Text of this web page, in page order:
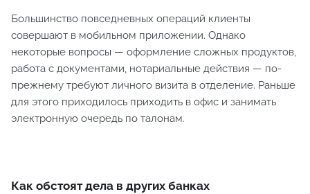
Большинство повседневных операций клиенты
совершают в мобильном приложении. Однако
некоторые вопросы — оформление сложных продуктов,
работа с документами, нотариальные действия — по-
прежнему требуют личного визита в отделение. Раньше
для этого приходилось приходить в офис и занимать
электронную очередь по талонам.
Как обстоят дела в других банках